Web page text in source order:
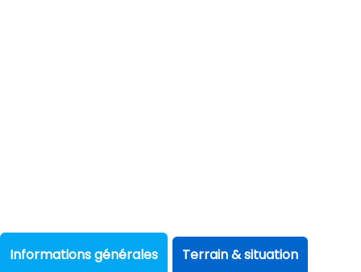
Informations générales Terrain & situation